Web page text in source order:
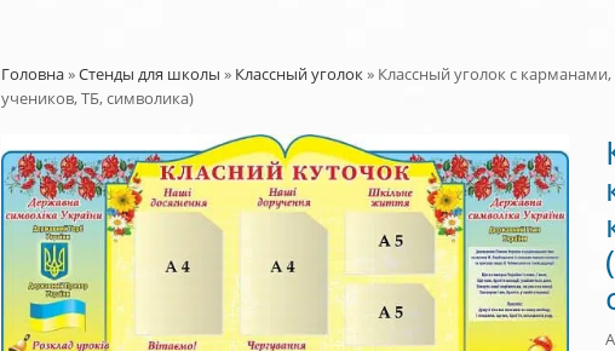
Головна»Стенды для школы » Классный уголок» Классный уголок с
учеников, ТБ, символика)